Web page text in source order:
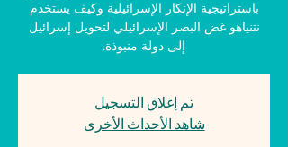
باستراتيجية الإنكار الإسرائيلية وكيف يستخدم
نتنياهو غض البصر الإسرائيلي لتحويل إسرائيل
إلى دولة منبوذة.
تم إغلاق التسجيل
شاهد الأحداث الأخرى